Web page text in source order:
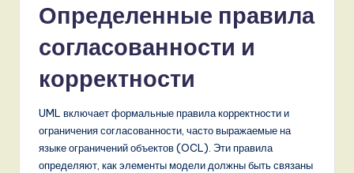
Определенные правила
согласованности и
корректности
UML включает формальные правила корректности и
ограничения согласованности, часто выражаемые на
языке ограничений объектов (OCL). Эти правила
определяют, как элементы модели должны быть связаны